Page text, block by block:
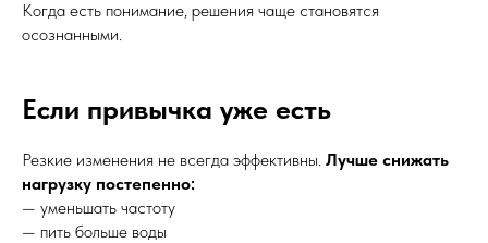
Когда есть понимание, решения чаще становятся
осознанными.
Если привычка уже есть
Резкие изменения не всегда эффективны. Лучше снижать
нагрузку постепенно:
— уменьшать частоту
— пить больше воды